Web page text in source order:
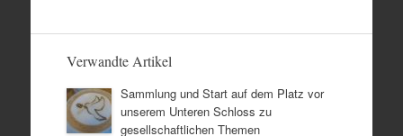
Verwandte Artikel
Sammlung und Start auf dem Platz vor
unserem Unteren Schloss zu
gesellschaftlichen Themen